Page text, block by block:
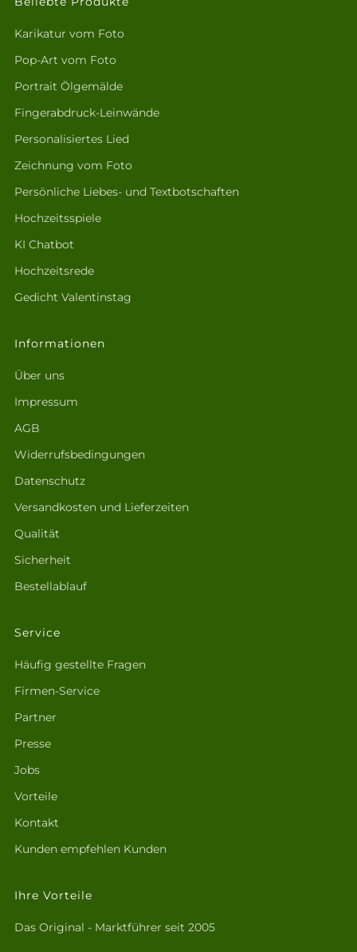
Karikatur vom Foto
Pop-Art vom Foto
Portrait Ölgemälde
Fingerabdruck-Leinwände
Personalisiertes Lied
Zeichnung vom Foto
Persönliche Liebes- und Textbotschaften
Hochzeitsspiele
KI Chatbot
Hochzeitsrede
Gedicht Valentinstag
Informationen
Über uns
Impressum
AGB
Widerrufsbedingungen
Datenschutz
Versandkosten und Lieferzeiten
Qualität
Sicherheit
Bestellablauf
Service
Häufig gestellte Fragen
Firmen-Service
Partner
Presse
Jobs
Vorteile
Kontakt
Kunden empfehlen Kunden
Ihre Vorteile
Das Original - Marktführer seit 2005